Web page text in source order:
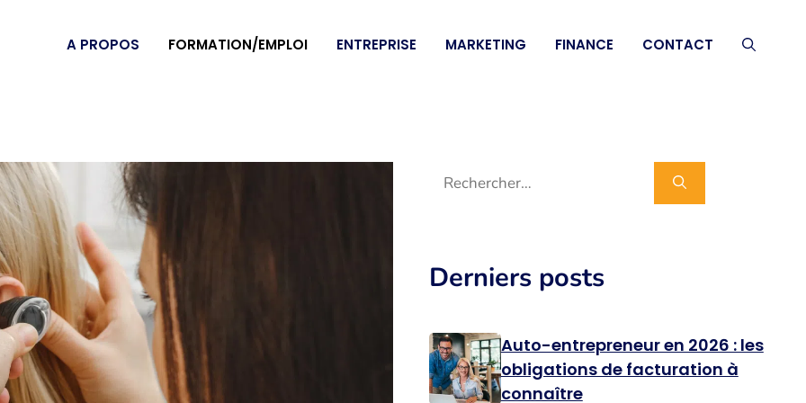
A PROPOS FORMATION/EMPLOI ENTREPRISE MARKETING FINANCE CONTACT
Rechercher :
Derniers posts
Auto-entrepreneur en 2026 : les
obligations de facturation à
connaître